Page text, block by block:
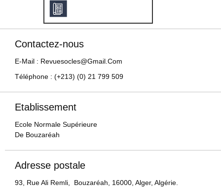
Contactez-nous
E-Mail : Revuesocles@gmail.com
Téléphone : (+213) (0) 21 799 509
Etablissement
Ecole Normale Supérieure
De Bouzaréah
Adresse postale
93, Rue Ali Remli, Bouzaréah, 16000, Alger, Algérie.